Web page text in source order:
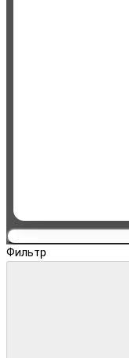
Фильтр